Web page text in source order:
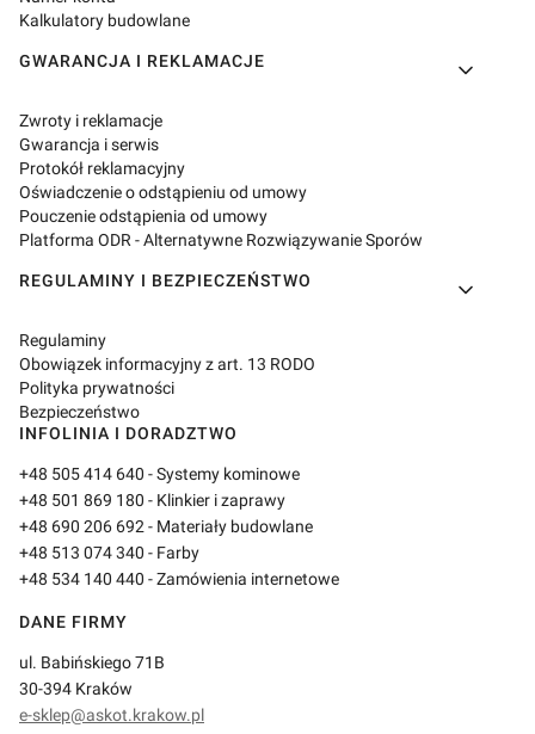
Kalkulatory budowlane
GWARANCJA I REKLAMACJE
Zwroty i reklamacje
Gwarancja i serwis
Protokół reklamacyjny
Oświadczenie o odstąpieniu od umowy
Pouczenie odstąpienia od umowy
Platforma ODR - Alternatywne Rozwiązywanie Sporów
REGULAMINY I BEZPIECZEŃSTWO
Regulaminy
Obowiązek informacyjny z art. 13 RODO
Polityka prywatności
Bezpieczeństwo
INFOLINIA I DORADZTWO
+48 505 414 640 - Systemy kominowe
+48 501 869 180 - Klinkier i zaprawy
+48 690 206 692 - Materiały budowlane
+48 513 074 340 - Farby
+48 534 140 440 - Zamówienia internetowe
DANE FIRMY
ul. Babińskiego 71B
30-394 Kraków
e-sklep@askot.krakow.pl